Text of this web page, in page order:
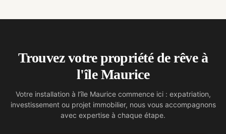
Trouvez votre propriété de rêve à
l'île Maurice
Votre installation à l’île Maurice commence ici : expatriation,
investissement ou projet immobilier, nous vous accompagnons
avec expertise à chaque étape.